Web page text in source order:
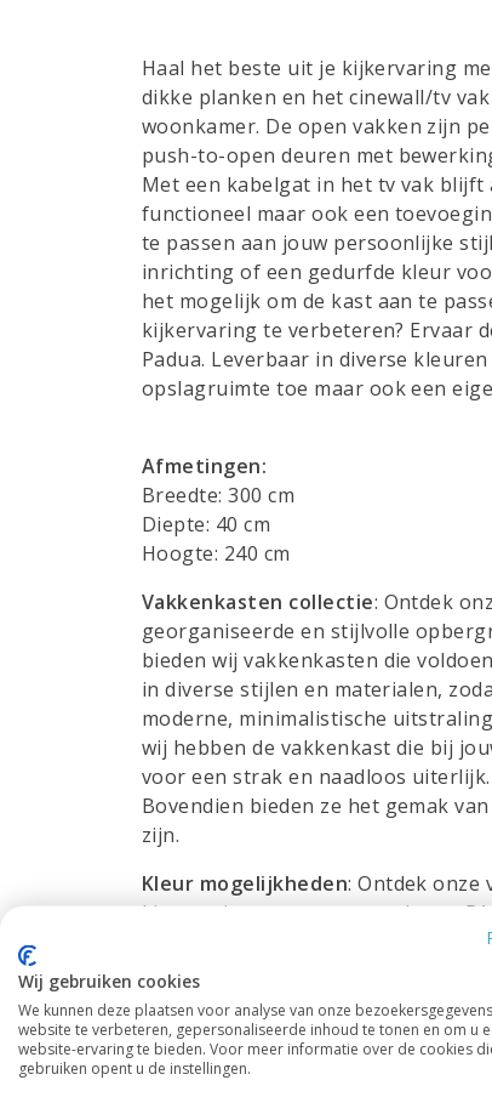
Haal het beste uit je kijkervaring
dikke planken en het cinewall/tv
woonkamer. De open vakken zijn
push-to-open deuren met
Met een kabelgat in het tv vak blijft
functioneel maar ook een
te passen aan jouw persoonlijke
inrichting of een gedurfde kleur
het mogelijk om de kast aan te
kijkervaring te verbeteren? Ervaar
Padua. Leverbaar in diverse
opslagruimte toe maar ook een
Afmetingen:
Breedte: 300 cm
Diepte: 40 cm
Hoogte: 240 cm
Vakkenkasten collectie: Ontdek
georganiseerde en stijlvolle
bieden wij vakkenkasten die
in diverse stijlen en materialen,
moderne, minimalistische
wij hebben de vakkenkast die bij
voor een strak en naadloos
Bovendien bieden ze het gemak
zijn.
Kleur mogelijkheden: Ontdek onze
kiezen uit een groot assortiment
verschillende kleur kan geven. Bij
en interieurvoorkeuren. Of je nu
maken of juist een subtiele tint wilt
bij jou past. Met onze mogelijkheid
eindeloos. Al onze kasten worden
Wij gebruiken cookies
We kunnen deze plaatsen voor analyse van onze
website te verbeteren, gepersonaliseerde inhoud te tonen en om u
website-ervaring te bieden. Voor meer informatie over de cookies
gebruiken opent u de instellingen.